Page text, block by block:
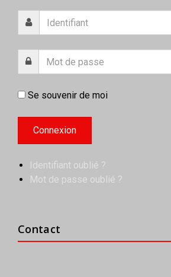
Se souvenir de moi
Identifiant oublié ?
Mot de passe oublié ?
Contact